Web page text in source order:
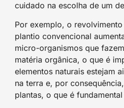
cuidado na escolha de um
Por exemplo, o
plantio convencional
micro-organismos que
matéria orgânica, o que é
elementos naturais estejam
na terra e, por
plantas, o que é